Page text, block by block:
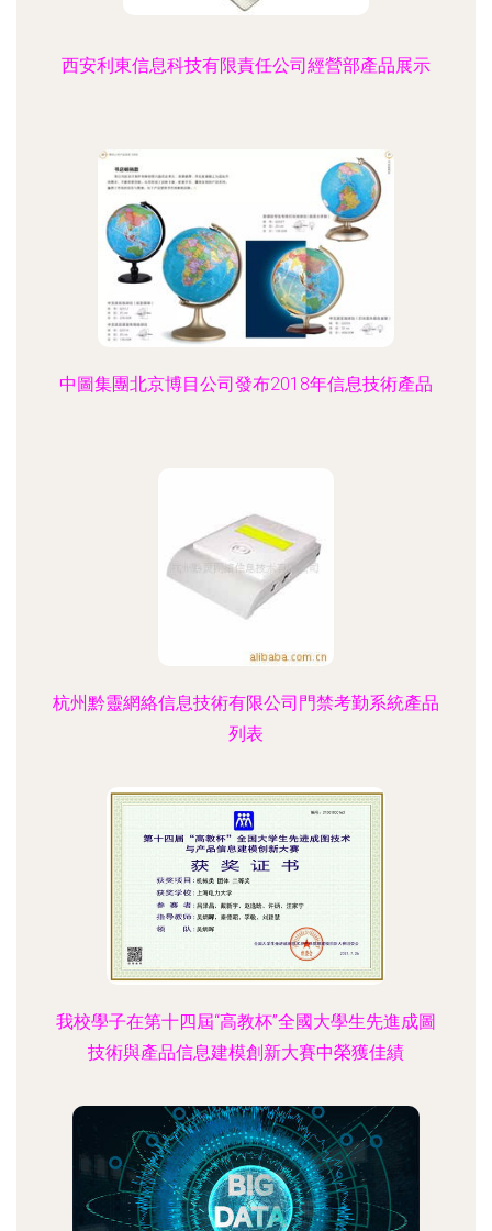
西安利東信息科技有限責任公司經營部產品展示
中圖集團北京博目公司發布2018年信息技術產品
杭州黔靈網絡信息技術有限公司門禁考勤系統產品
列表
我校學子在第十四屆“高教杯”全國大學生先進成圖
技術與產品信息建模創新大賽中榮獲佳績